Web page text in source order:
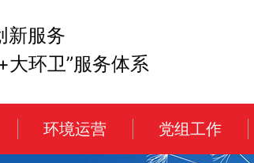
新服务
大环卫”服务体系
环境运营 党组工作